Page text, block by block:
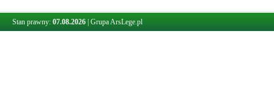
Stan prawny: 07.08.2026 Grupa ArsLege.pl